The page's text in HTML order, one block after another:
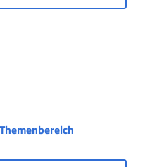
Zahlungsportal